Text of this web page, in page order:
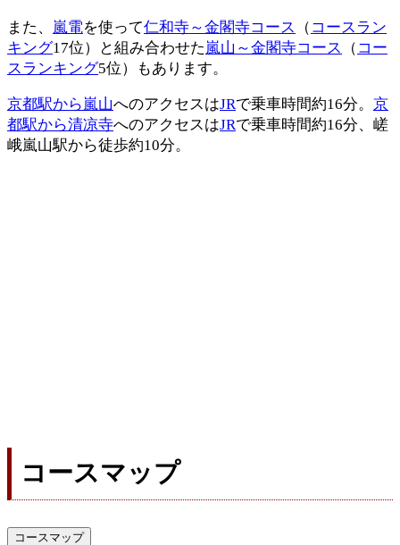
また、 嵐電を使って仁和寺～金閣寺コース （ コースラン
キング17位）と組み合わせた 嵐山～金閣寺コース （ コー
スランキング5位）もあります。
京都駅から嵐山へのアクセスはJRで乗車時間約16分。 京
都駅から清凉寺へのアクセスはJRで乗車時間約16分、嵯
峨嵐山駅から徒歩約10分。
コースマップ
コースマップ